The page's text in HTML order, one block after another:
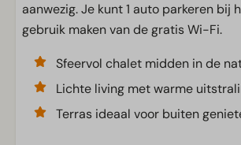
aanwezig. Je kunt 1 auto parkeren bij
gebruik maken van de gratis Wi-Fi.
Sfeervol chalet midden in de
Lichte living met warme
Terras ideaal voor buiten